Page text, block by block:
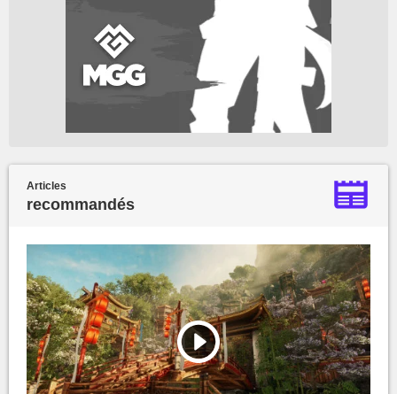
Articles
recommandés